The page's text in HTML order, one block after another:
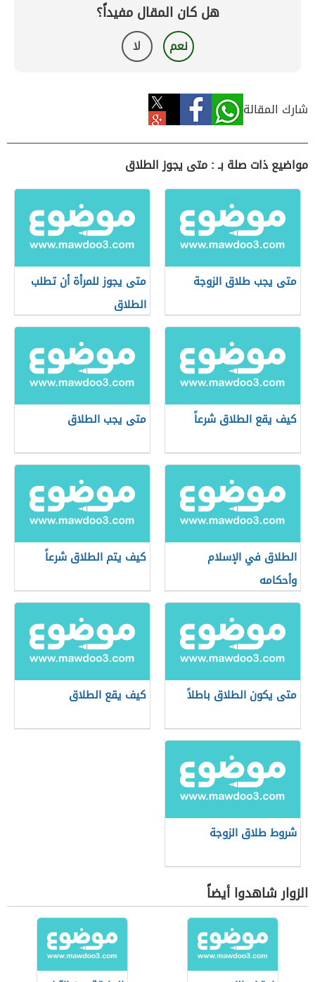
هل كان المقال مفيداً؟
نعم لا
شارك المقالة
مواضيع ذات صلة بـ : متى يجوز الطلاق
متى يجب طلاق الزوجة
متى يجوز للمرأة أن تطلب
الطلاق
كيف يقع الطلاق شرعاً متى يجب الطلاق
الطلاق في الإسلام
وأحكامه
كيف يتم الطلاق شرعاً
متى يكون الطلاق باطلاً كيف يقع الطلاق
شروط طلاق الزوجة
الزوار شاهدوا أيضاً